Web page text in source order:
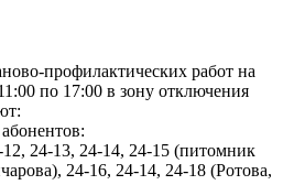
профилактических работ на
по 17:00 в зону отключения
24-13, 24-14, 24-15 (питомник
24-16, 24-14, 24-18 (Ротова,